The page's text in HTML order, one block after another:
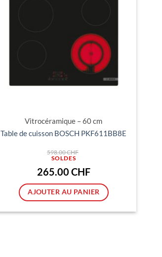
Vitrocéramique – 60 cm
Table de cuisson BOSCH PKF611BB8E
598.00CHF
était :
598.00 CHF.
265.00 CHFLe
actuel
est :
265.00 CHF.
AJOUTER AU PANIER